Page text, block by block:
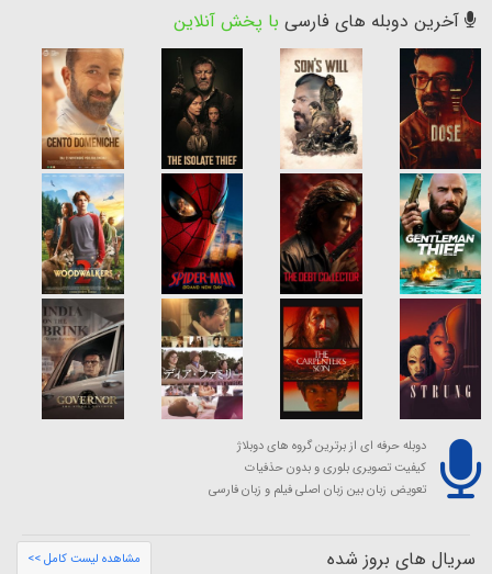
آخرین دوبله های فارسی با پخش آنلاین
دوبله حرفه ای از برترین گروه های دوبلاژ
کیفیت تصویری بلوری و بدون حذفیات
تعویض زبان بین زبان اصلی فیلم و زبان فارسی
سریال های بروز شده مشاهده لیست کامل >>